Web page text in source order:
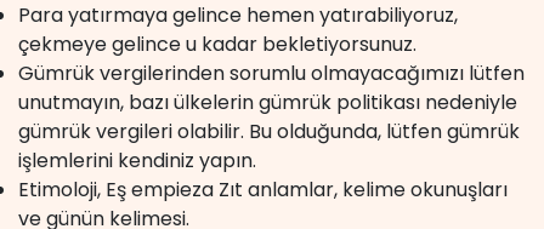
Para yatırmaya gelince hemen yatırabiliyoruz,
çekmeye gelince u kadar bekletiyorsunuz.
Gümrük vergilerinden sorumlu olmayacağımızı lütfen
unutmayın, bazı ülkelerin gümrük politikası nedeniyle
gümrük vergileri olabilir. Bu olduğunda, lütfen gümrük
işlemlerini kendiniz yapın.
Etimoloji, Eş empieza Zıt anlamlar, kelime okunuşları
ve günün kelimesi.